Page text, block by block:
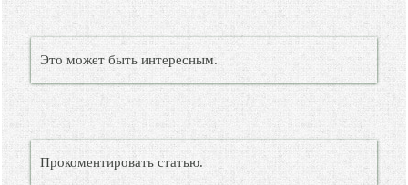
Это может быть интересным.
Прокоментировать статью.